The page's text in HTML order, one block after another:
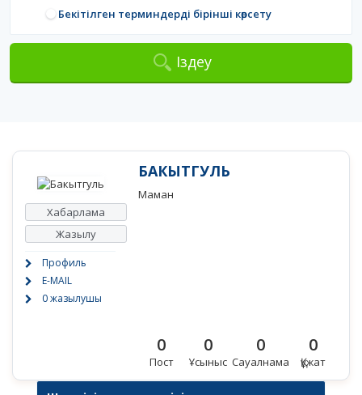
Бекітілген терминдерді бірінші көрсету
Іздеу
Хабарлама
Жазылу
Профиль
E-MAIL
0 жазылушы
БАКЫТГУЛЬ
Маман
0
Пост
0
Ұсыныс
0
Сауалнама
0
Құжат